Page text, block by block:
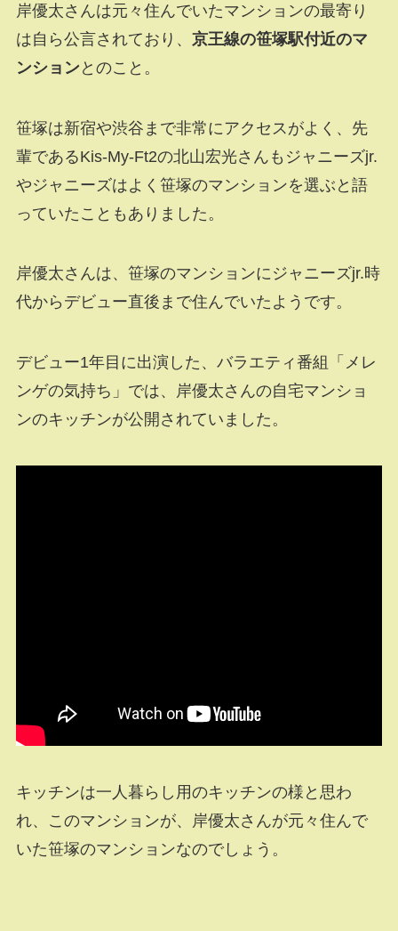
岸優太さんは元々住んでいたマンションの最寄り
は自ら公言されており、 京王線の笹塚駅付近のマ
ンション とのこと。
笹塚は新宿や渋谷まで非常にアクセスがよく、先
輩であるKis-My-Ft2の北山宏光さんもジャニーズjr.
やジャニーズはよく笹塚のマンションを選ぶと語
っていたこともありました。
岸優太さんは、笹塚のマンションにジャニーズjr.時
代からデビュー直後まで住んでいたようです。
デビュー1年目に出演した、バラエティ番組「メレ
ンゲの気持ち」では、岸優太さんの自宅マンショ
ンのキッチンが公開されていました。
キッチンは一人暮らし用のキッチンの様と思わ
れ、このマンションが、岸優太さんが元々住んで
いた笹塚のマンションなのでしょう。